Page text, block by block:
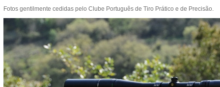
Fotos gentilmente cedidas pelo Clube Português de Tiro Prático e de Precisão.